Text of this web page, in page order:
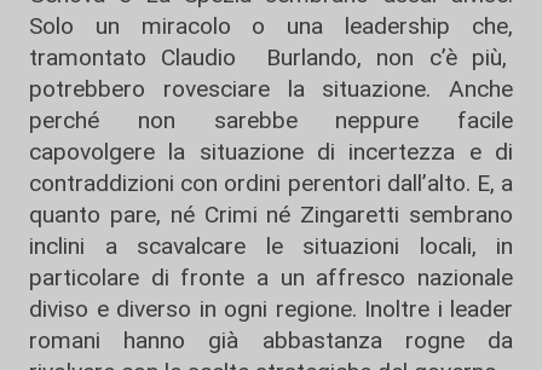
Solo un miracolo o una leadership che,
tramontato Claudio Burlando, non c’è più,
potrebbero rovesciare la situazione. Anche
perché non sarebbe neppure facile
capovolgere la situazione di incertezza e di
contraddizioni con ordini perentori dall’alto. E, a
quanto pare, né Crimi né Zingaretti sembrano
inclini a scavalcare le situazioni locali, in
particolare di fronte a un affresco nazionale
diviso e diverso in ogni regione. Inoltre i leader
romani hanno già abbastanza rogne da